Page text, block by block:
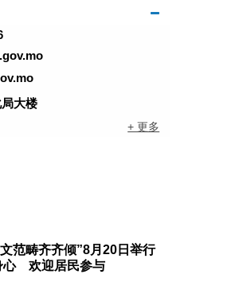
大楼
+ 更多
范畴齐齐倾”8月20日举行
心 欢迎居民参与